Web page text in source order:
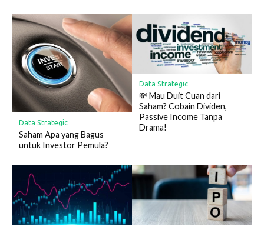
Data Strategic
Saham Apa yang Bagus
untuk Investor Pemula?
Data Strategic
💸 Mau Duit Cuan dari
Saham? Cobain Dividen,
Passive Income Tanpa
Drama!